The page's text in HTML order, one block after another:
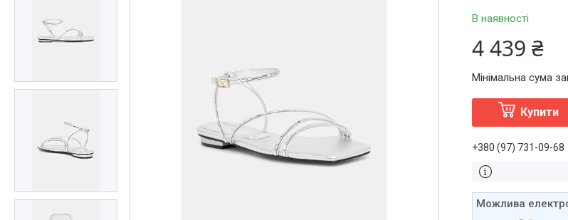
В наявності
4 439 ₴
Мінімальна сума
Купити
+380 (97) 731-09-68